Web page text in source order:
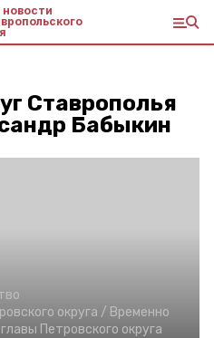
новости
Ставрополья
Бабыкин
округа / Временно
Петровского округа